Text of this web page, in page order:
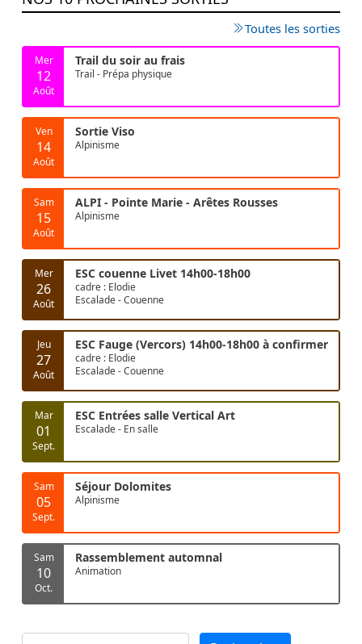
Toutes les sorties
Mer
12
Août
Trail du soir au frais
Trail - Prépa physique
Ven
14
Août
Sortie Viso
Alpinisme
Sam
15
Août
ALPI - Pointe Marie - Arêtes Rousses
Alpinisme
Mer
26
Août
ESC couenne Livet 14h00-18h00
cadre : Elodie
Escalade - Couenne
Jeu
27
Août
ESC Fauge (Vercors) 14h00-18h00 à confirmer
cadre : Elodie
Escalade - Couenne
Mar
01
Sept.
ESC Entrées salle Vertical Art
Escalade - En salle
Sam
05
Sept.
Séjour Dolomites
Alpinisme
Sam
10
Oct.
Rassemblement automnal
Animation
Rechercher